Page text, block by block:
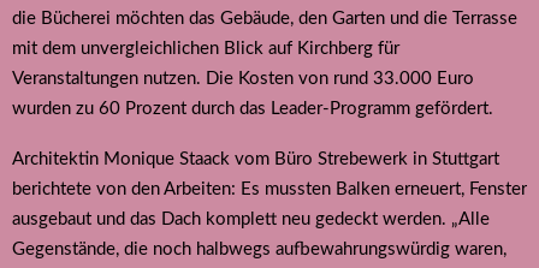
die Bücherei möchten das Gebäude, den Garten und die Terrasse
mit dem unvergleichlichen Blick auf Kirchberg für
Veranstaltungen nutzen. Die Kosten von rund 33.000 Euro
wurden zu 60 Prozent durch das Leader-Programm gefördert.
Architektin Monique Staack vom Büro Strebewerk in Stuttgart
berichtete von den Arbeiten: Es mussten Balken erneuert, Fenster
ausgebaut und das Dach komplett neu gedeckt werden. „Alle
Gegenstände, die noch halbwegs aufbewahrungswürdig waren,